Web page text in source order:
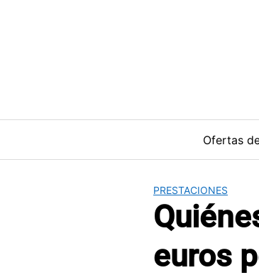
Ofertas
PRESTACIONES
euros